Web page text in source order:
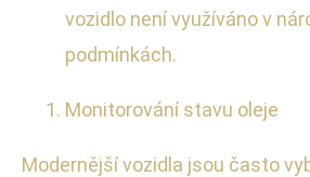
vozidlo není využíváno v
podmínkách.
Monitorování stavu oleje
Modernější vozidla jsou často